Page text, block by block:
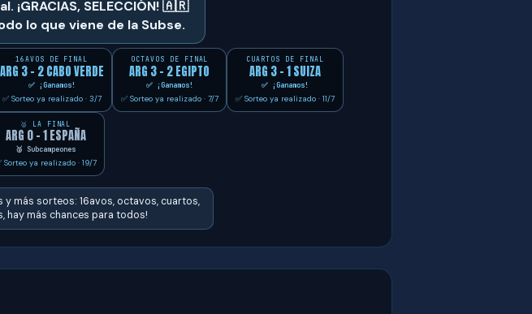
. ¡GRACIAS, SELECCIÓN!🇦🇷
lo que viene de la Subse.
16AVOS DE FINAL
ARG 3 - 2 CABO VERDE
✅ ¡Ganamos!
✅ Sorteo ya realizado · 3/7
OCTAVOS DE FINAL
ARG 3 - 2 EGIPTO
✅ ¡Ganamos!
✅ Sorteo ya realizado · 7/7
CUARTOS DE FINAL
ARG 3 - 1 SUIZA
✅ ¡Ganamos!
✅ Sorteo ya realizado · 11/7
🥈 LA FINAL
ARG 0 - 1 ESPAÑA
🥈 Subcampeones
Sorteo ya realizado · 19/7
y más sorteos: 16avos, octavos, cuartos,
hay más chances para todos!